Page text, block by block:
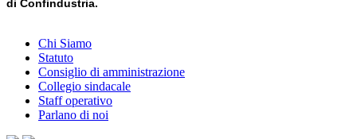
di Confindustria.
Chi Siamo
Statuto
Consiglio di amministrazione
Collegio sindacale
Staff operativo
Parlano di noi